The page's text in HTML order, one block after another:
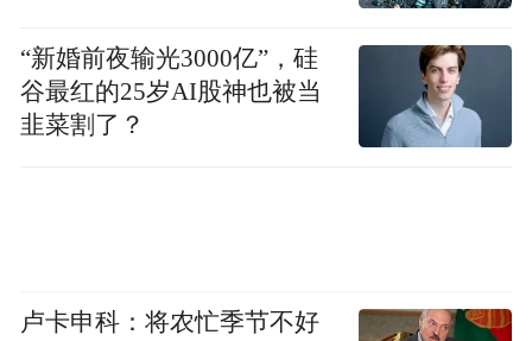
“新婚前夜输光3000亿”，硅
谷最红的25岁AI股神也被当
韭菜割了？
卢卡申科：将农忙季节不好